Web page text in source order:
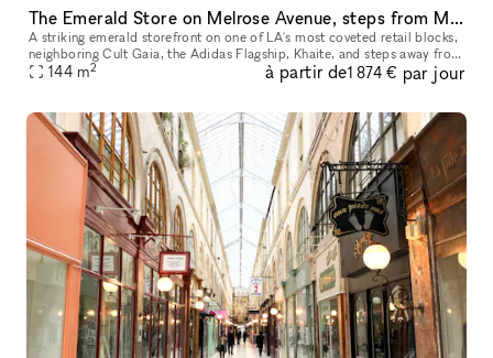
The Emerald Store on Melrose Avenue, steps from Melrose Place
A striking emerald storefront on one of LA's most coveted retail blocks,
neighboring Cult Gaia, the Adidas Flagship, Khaite, and steps away from
Melrose Place. Inside, a fully finished, gallery-calib
144 m2 à partir de1 874 € par jour